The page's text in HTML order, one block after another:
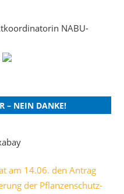
NABU-
– NEIN DANKE!
am 14.06. den Antrag
der Pflanzenschutz-